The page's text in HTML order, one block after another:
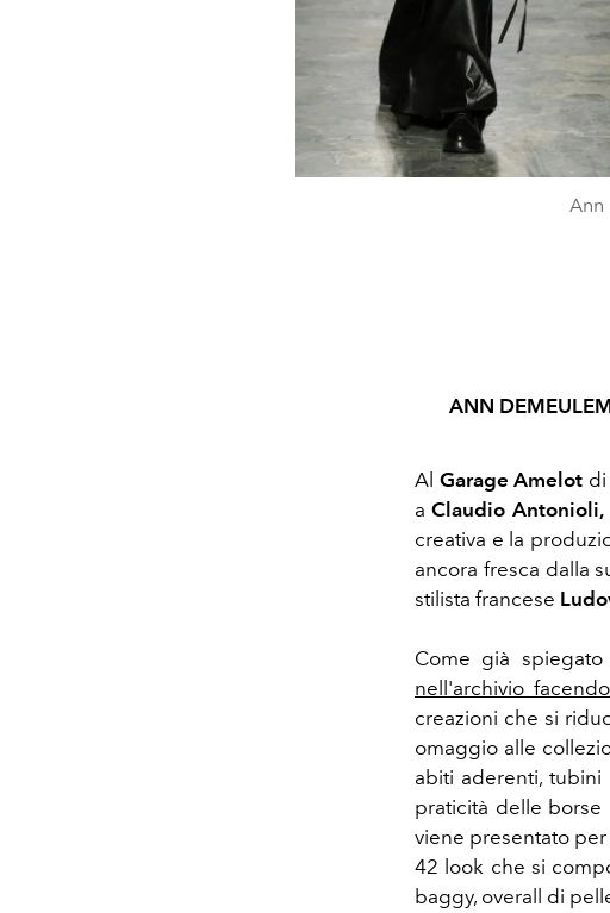
Ann
ANN
Al Garage Amelot di
aClaudio Antonioli,
creativa e la
ancora fresca dalla
stilista francese
Come già
nell'archivio
creazioni che si
omaggio alle
abiti aderenti,
praticità delle
viene presentato
42 look che si
baggy, overall di